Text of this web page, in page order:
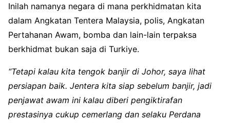
Inilah namanya negara di mana perkhidmatan kita
dalam Angkatan Tentera Malaysia, polis, Angkatan
Pertahanan Awam, bomba dan lain-lain terpaksa
berkhidmat bukan saja di Turkiye.
“Tetapi kalau kita tengok banjir di Johor, saya lihat
persiapan baik. Jentera kita siap sebelum banjir, jadi
penjawat awam ini kalau diberi pengiktirafan
prestasinya cukup cemerlang dan selaku Perdana